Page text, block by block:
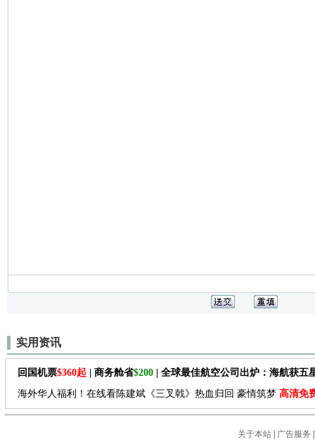
实用资讯
回国机票$360起 | 商务舱省$200 | 全球最佳航空公司出炉：海航获五
海外华人福利！在线看陈建斌《三叉戟》热血归回 豪情筑梦 高清免
关于本站| 广告服务